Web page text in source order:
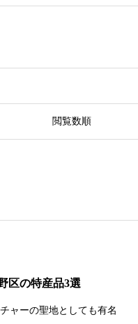
閲覧数順
区の特産品3選
ャーの聖地としても有名